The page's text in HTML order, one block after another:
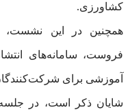
کشاورزی.
همچنین در این نشست،
فروست، سامانه‌های
آموزشی برای
شایان ذکر است، در جلسه